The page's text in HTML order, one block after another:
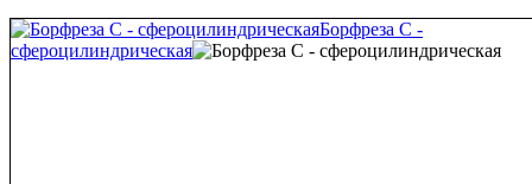
Борфреза C -
сфероцилиндрическая